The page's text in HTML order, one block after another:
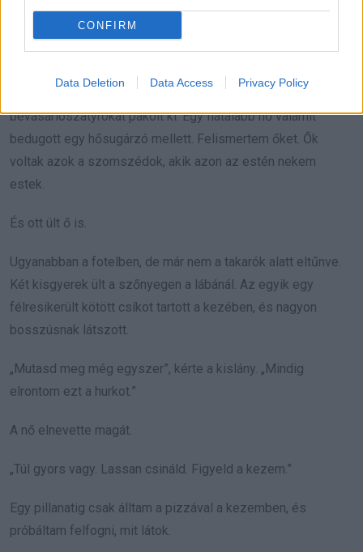
CONFIRM
Data Deletion Data Access Privacy Policy
„Jöjjön be. Valaki beszélni szeretne magával.”
A ház meleg volt.
Mindenhol emberek sürögtek. Egy férfi épp
bevásárlószatyrokat pakolt ki. Egy fiatalabb nő valamit
bedugott egy hősugárzó mellett. Felismertem őket. Ők
voltak azok a szomszédok, akik azon az estén nekem
estek.
És ott ült ő is.
Ugyanabban a fotelben, de már nem a takarók alatt eltűnve.
Két kisgyerek ült a szőnyegen a lábánál. Az egyik egy
félresikerült kötött csíkot tartott a kezében, és nagyon
bosszúsnak látszott.
„Mutasd meg még egyszer”, kérte a kislány. „Mindig
elrontom ezt a hurkot.”
A nő elnevette magát.
„Túl gyors vagy. Lassan csináld. Figyeld a kezem.”
Egy pillanatig csak álltam a pizzával a kezemben, és
próbáltam felfogni, mit látok.